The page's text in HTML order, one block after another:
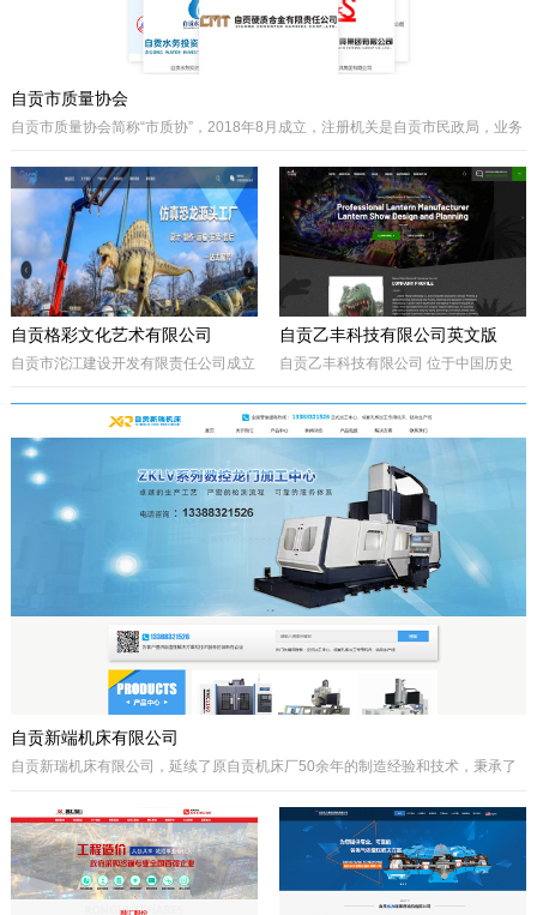
自贡市质量协会
自贡市质量协会简称“市质协”，2018年8月成立，注册机关是自贡市民政局，业务
协会之一，历届会长由主管经济工作的副市长担任，是自贡市市场监督管理局领
导下的全市性质量组织，是我市传播国内外先进质量管理方法、助推质量事业发
展的中坚力量。是联系广大企业和质量工作者的纽带。
自贡乙丰科技有限公司英文版
自贡乙丰科技有限公司 位于中国历史
城”、“千年盐都”美誉的四川省自贡市。
公司自成立以来秉承质量第一、诚信为
本、开拓创兴的经营理念为宗旨，取得
了国内外客户的高度认可。公司拥有优
秀的策划设计团队、实战经验丰富的施
工队伍、科学的管理模式，秉承着创新
的理念、先进的技术、严格的施工管
理、热诚服务的态度为客户创造更大的
自贡格彩文化艺术有限公司
自贡市沱江建设开发有限责任公司成立
于自贡市高新区金泽华府旁，注册资本
10000万元，由自贡市城市建设投资开
发集团有限公司、自贡市鸿宇实业有限
公司、自贡市大安区汇安国有资本投资
运营集团有限公司、自贡市宇盛投资有
限公司等四个国有公司出资组建，市城
投集团控股。公司经营范围是沱江航电
镇、新农村和现代农业建设、移民安置
服务，基础设施及岸线生态建设，河道
疏浚、水环境治理和水资源经营利用，
港口码头装卸与仓储、港口物流...
自贡新端机床有限公司
自贡新瑞机床有限公司，延续了原自贡机床厂50余年的制造经验和技术，秉承了
公司生产：Z系列摇臂钻床、Z系列立式钻床、ZLKV系列数控龙门加工中心、ZLK
系列数控龙门钻床、VMC、立式加工中心、成套孔系加工专用机床、钻攻生产线
等产品的设计、制造。产品广泛应用于模具、机械制造、汽车制造、航空、船
舶、轨道交通、铁塔、钢结构等工业制造及机械加工领域。